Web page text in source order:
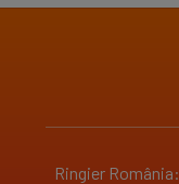
Ringier România: